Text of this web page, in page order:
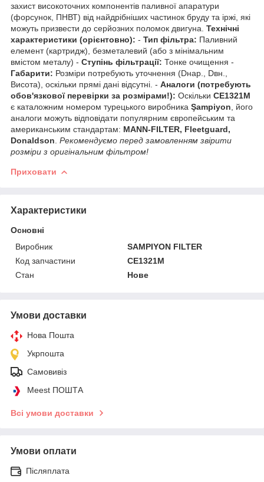
захист високоточних компонентів паливної апаратури
(форсунок, ПНВТ) від найдрібніших частинок бруду та іржі, які
можуть призвести до серйозних поломок двигуна. Технічні
характеристики (орієнтовно): - Тип фільтра: Паливний
елемент (картридж), безметалевий (або з мінімальним
вмістом металу) - Ступінь фільтрації: Тонке очищення -
Габарити: Розміри потребують уточнення (Dнар., Dвн.,
Висота), оскільки прямі дані відсутні. - Аналоги (потребують
обов'язкової перевірки за розмірами!): Оскільки CE1321M
є каталожним номером турецького виробника Şampiyon , його
аналоги можуть відповідати популярним європейським та
американським стандартам: MANN-FILTER, Fleetguard,
Donaldson Рекомендуємо перед замовленням звірити
розміри з оригінальним фільтром!
Приховати
Характеристики
Основні
Виробник
SAMPIYON FILTER
Код запчастини
CE1321M
Стан
Нове
Умови доставки
Нова Пошта
Укрпошта
Самовивіз
Meest ПОШТА
Всі умови доставки
Умови оплати
Післяплата